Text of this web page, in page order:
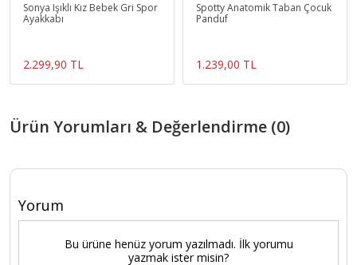
Sonya Işıklı Kız Bebek Gri Spor
Ayakkabı
2.299,90 TL
Spotty Anatomik Taban Çocuk
Panduf
1.239,00 TL
Ürün Yorumları & Değerlendirme (0)
Yorum
Bu ürüne henüz yorum yazılmadı. İlk yorumu
yazmak ister misin?